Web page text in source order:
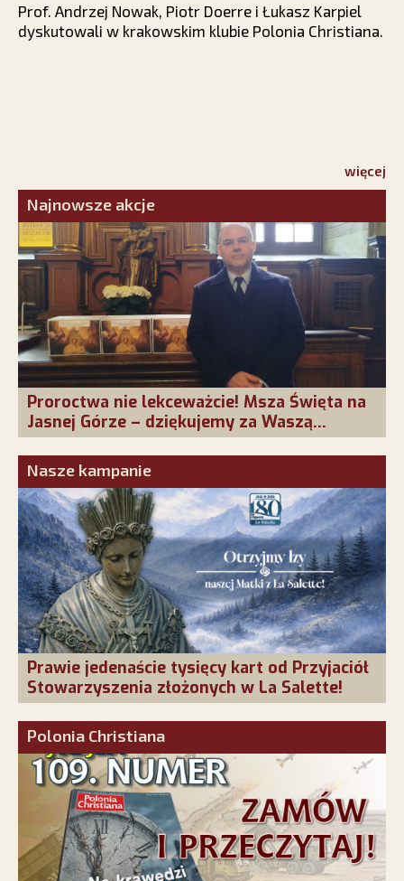
Prof. Andrzej Nowak, Piotr Doerre i Łukasz Karpiel
dyskutowali w krakowskim klubie Polonia Christiana.
więcej
Najnowsze akcje
Proroctwa nie lekceważcie! Msza Święta na
Jasnej Górze – dziękujemy za Waszą
obecność!
Nasze kampanie
Prawie jedenaście tysięcy kart od Przyjaciół
Stowarzyszenia złożonych w La Salette!
Polonia Christiana